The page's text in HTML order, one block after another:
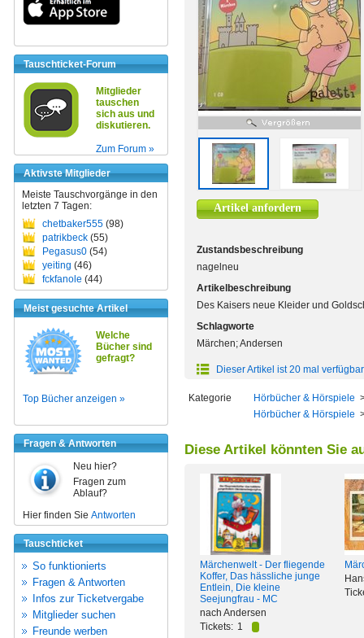
Tauschticket-Forum
Mitglieder
tauschen
sich aus und
diskutieren.
Zum Forum »
Aktivste Mitglieder
Meiste Tauschvorgänge in den
letzten 7 Tagen:
chetbaker555 (98)
patrikbeck (55)
Pegasus0 (54)
yeiting (46)
fckfanole (44)
Meist gesuchte Artikel
Welche
Bücher sind
gefragt?
Top Bücher anzeigen »
Fragen & Antworten
Neu hier?
Fragen zum
Ablauf?
Hier finden Sie Antworten
Tauschticket
So funktionierts
Fragen & Antworten
Infos zur Ticketvergabe
Mitglieder suchen
Freunde werben
Artikel anfordern
Zustandsbeschreibung
nagelneu
Artikelbeschreibung
Des Kaisers neue Kleider und
Schlagworte
Märchen; Andersen
Dieser Artikel ist 20 mal verfügbar
Kategorie Hörbücher & Hörspiele
Hörbücher & Hörspiele
Diese Artikel könnten Sie
Märchenwelt - Der fliegende
Koffer, Das hässliche junge
Entlein, Die kleine
Seejungfrau - MC
nach Andersen
Tickets: 1